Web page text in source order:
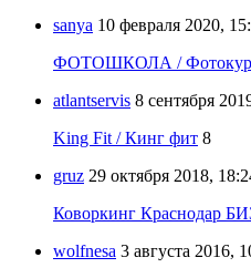
sanya 10 февраля 2020,
ФОТОШКОЛА /
atlantservis 8 сентября
King Fit / Кинг фит 8
gruz 29 октября 2018,
Коворкинг Краснодар
wolfnesa 3 августа 2016,